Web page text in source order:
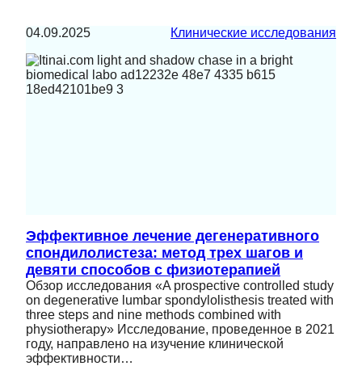
04.09.2025 Клинические исследования
Эффективное лечение дегенеративного
спондилолистеза: метод трех шагов и
девяти способов с физиотерапией
Обзор исследования «A prospective controlled study
on degenerative lumbar spondylolisthesis treated with
three steps and nine methods combined with
physiotherapy» Исследование, проведенное в 2021
году, направлено на изучение клинической
эффективности…